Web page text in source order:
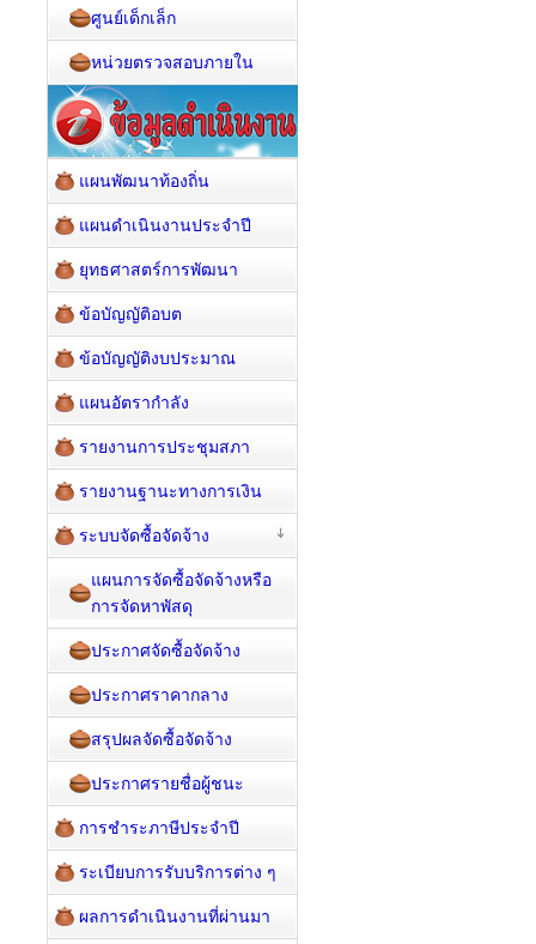
ศูนย์เด็กเล็ก
หน่วยตรวจสอบภายใน
แผนพัฒนาท้องถิ่น
แผนดำเนินงานประจำปี
ยุทธศาสตร์การพัฒนา
ข้อบัญญัติอบต
ข้อบัญญัติงบประมาณ
แผนอัตรากำลัง
รายงานการประชุมสภา
รายงานฐานะทางการเงิน
ระบบจัดซื้อจัดจ้าง
แผนการจัดซื้อจัดจ้างหรือ
การจัดหาพัสดุ
ประกาศจัดซื้อจัดจ้าง
ประกาศราคากลาง
สรุปผลจัดซื้อจัดจ้าง
ประกาศรายชื่อผู้ชนะ
การชำระภาษีประจำปี
ระเบียบการรับบริการต่าง ๆ
ผลการดำเนินงานที่ผ่านมา